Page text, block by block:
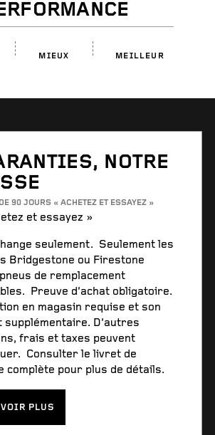
MIEUX MEILLEUR
NOTRE
90 JOURS « ACHETEZ ET ESSAYEZ »
et essayez »
seulement. Seulement les
Bridgestone ou Firestone
de remplacement
Preuve d’achat obligatoire.
en magasin requise et son
supplémentaire. D’autres
frais et taxes peuvent
Consulter le livret de
complète pour plus de détails.
PLUS